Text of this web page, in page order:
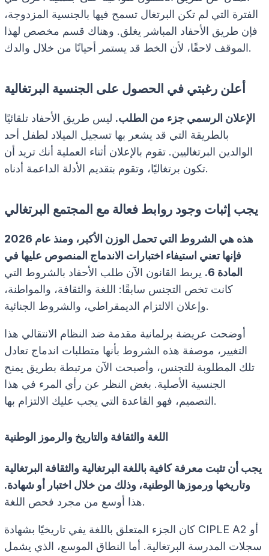
الفترة التي لم تكن البرتغال تسمح فيها بالجنسية المزدوجة،
فإن طريق الأحفاد المباشر يغلق. وهناك قسم مخصص لهذا
الموقف لاحقًا، لأن الخط قد يستمر أحيانًا من خلال والدك.
أعلن رغبتي في الحصول على الجنسية البرتغالية
الإعلان الرسمي جزء من الطلب. ليس طريق الأحفاد تلقائيًا
بالطريقة التي قد يشعر بها تسجيل الميلاد لطفل أحد
الوالدين البرتغاليين. تقوم بالإعلان أثناء العملية أنك تريد أن
تكون برتغاليًا، وتقوم بتقديم الأدلة الداعمة أدناه.
يجب إثبات وجود روابط فعالة مع المجتمع البرتغالي
هذه هي الشروط التي تحمل الوزن الأكبر، ومنذ عام 2026
فإنها تعني استيفاء اختبارات الاندماج المنصوص عليها في
المادة 6.
يربط القانون الآن طلب الأحفاد بالشروط التي
كانت تخص التجنس سابقًا: اللغة والثقافة، والمواطنة،
وإعلان الالتزام الديمقراطي، والشروط الجنائية.
أوضحت عريضة برلمانية مقدمة ضد النظام الانتقالي هذا
التغيير، موصفة هذه الشروط بأنها متطلبات اندماج تعادل
تلك المطلوبة للتجنس، وأصبحت الآن مرتبطة بطريق يمنح
الجنسية الأصلية. بغض النظر عن رأي المرء في هذا
التصميم، فهو القاعدة التي يجب عليك الالتزام بها.
اللغة والثقافة والتاريخ والرموز الوطنية
يجب أن تثبت معرفة كافية باللغة البرتغالية والثقافة البرتغالية
وتاريخها ورموزها الوطنية، وذلك من خلال اختبار أو شهادة.
هذا أوسع من مجرد فحص اللغة.
كان الجزء المتعلق باللغة يفي تاريخيًا بشهادة CIPLE A2 أو
سجلات المدرسة البرتغالية. أما النطاق الموسع، الذي يشمل